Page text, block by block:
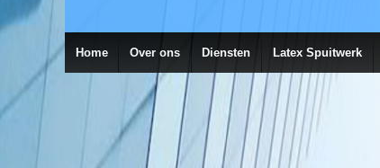
Home Over ons Diensten Latex Spuitwerk